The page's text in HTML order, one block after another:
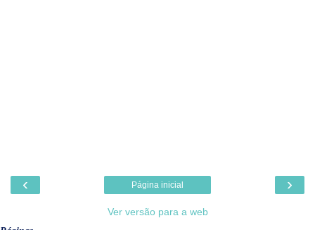
‹ ›
Página inicial
Ver versão para a web